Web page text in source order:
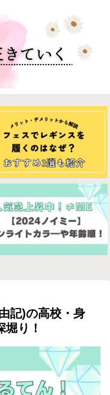
記)の高校・身
り！